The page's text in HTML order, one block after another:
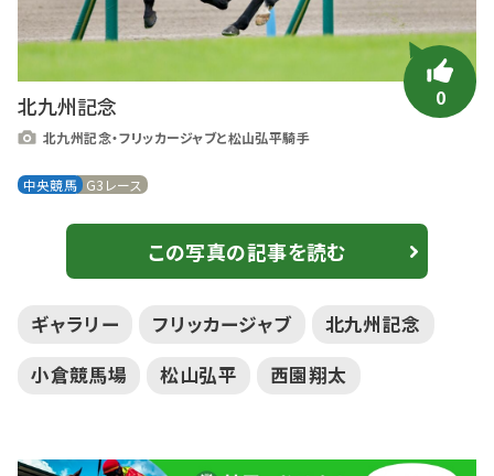
0
北九州記念
北九州記念・フリッカージャブと松山弘平騎手
中央競馬 G3レース
この写真の記事を読む
ギャラリー フリッカージャブ
北九州記念
小倉競馬場
松山弘平 西園翔太